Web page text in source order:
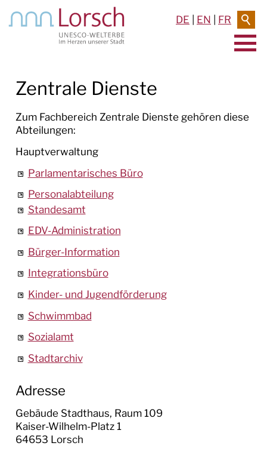
DE EN FR
BAUEN & UMWELT
KULTUR
TOURISMUS
Zentrale Dienste
Zum Fachbereich Zentrale Dienste gehören diese
Abteilungen:
Hauptverwaltung
Parlamentarisches Büro
Personalabteilung
Standesamt
EDV-Administration
Bürger-Information
Integrationsbüro
Kinder- und Jugendförderung
Schwimmbad
Sozialamt
Stadtarchiv
Adresse
Gebäude Stadthaus, Raum 109
Kaiser-Wilhelm-Platz 1
64653 Lorsch